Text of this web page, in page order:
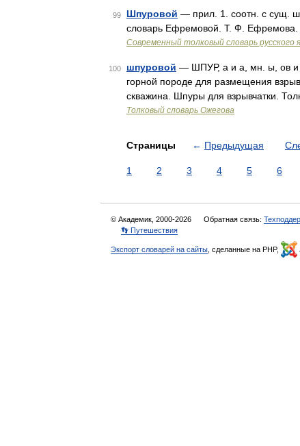
99 Шпуровой — прил. 1. соотн. с сущ.
словарь Ефремовой. Т. Ф. Ефремова.
Современный толковый словарь русского
100 шпуровой — ШПУР, а и а, мн. ы, ов и
горной породе для размещения
скважина. Шпуры для взрывчатки.
Толковый словарь Ожегова
Страницы ← Предыдущая
1 2 3 4 5 6
© Академик, 2000-2026 Обратная связь:
👣 Путешествия
Экспорт словарей на сайты , сделанные на PHP,